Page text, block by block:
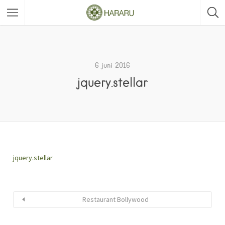
6 juni 2016
jquery.stellar
jquery.stellar
Restaurant Bollywood